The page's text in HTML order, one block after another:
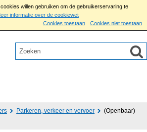
willen gebruiken om de gebruikerservaring te
informatie over de cookiewet
Cookies toestaan
Cookies niet toestaan
Parkeren, verkeer en vervoer
(Openbaar)